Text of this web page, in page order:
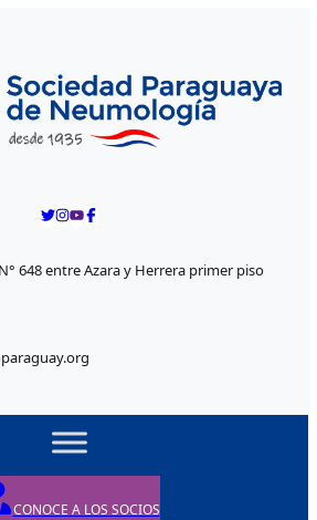
648 entre Azara y Herrera primer piso
CONOCE A LOS SOCIOS